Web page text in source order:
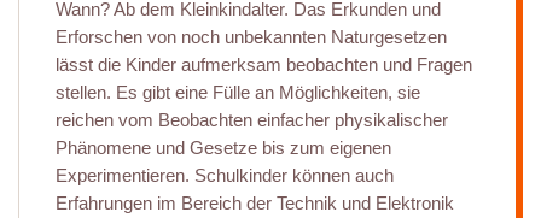
Wann? Ab dem Kleinkindalter. Das Erkunden und
Erforschen von noch unbekannten Naturgesetzen
lässt die Kinder aufmerksam beobachten und Fragen
stellen. Es gibt eine Fülle an Möglichkeiten, sie
reichen vom Beobachten einfacher physikalischer
Phänomene und Gesetze bis zum eigenen
Experimentieren. Schulkinder können auch
Erfahrungen im Bereich der Technik und Elektronik